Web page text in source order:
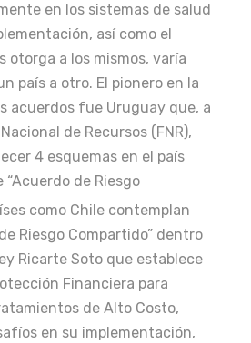
en los sistemas de salud
así como el
otorga a los mismos, varía
país a otro. El pionero en la
acuerdos fue Uruguay que, a
de Recursos (FNR),
4 esquemas en el país
“Acuerdo de Riesgo
como Chile contemplan
Riesgo Compartido” dentro
Ricarte Soto que establece
Financiera para
de Alto Costo,
en su implementación,